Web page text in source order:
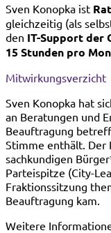
Sven Konopka ist
gleichzeitig (als
den IT-Support der
15 Stunden pro
Mitwirkungsverzicht
Sven Konopka hat
an Beratungen und
Beauftragung
Stimme enthält. Der
sachkundigen
Parteispitze (City-
Fraktionssitzung
Beauftragung kam.
Weitere